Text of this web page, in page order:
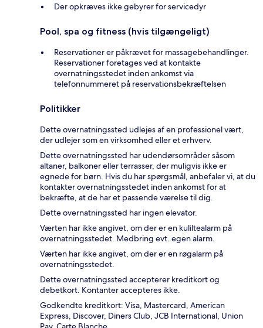
Der opkræves ikke gebyrer for servicedyr
Pool, spa og fitness (hvis tilgængeligt)
Reservationer er påkrævet for massagebehandlinger.
Reservationer foretages ved at kontakte
overnatningsstedet inden ankomst via
telefonnummeret på reservationsbekræftelsen
Politikker
Dette overnatningssted udlejes af en professionel vært,
der udlejer som en virksomhed eller et erhverv.
Dette overnatningssted har udendørsområder såsom
altaner, balkoner eller terrasser, der muligvis ikke er
egnede for børn. Hvis du har spørgsmål, anbefaler vi, at du
kontakter overnatningsstedet inden ankomst for at
bekræfte, at de har et passende værelse til dig.
Dette overnatningssted har ingen elevator.
Værten har ikke angivet, om der er en kuliltealarm på
overnatningsstedet. Medbring evt. egen alarm.
Værten har ikke angivet, om der er en røgalarm på
overnatningsstedet.
Dette overnatningssted accepterer kreditkort og
debetkort. Kontanter accepteres ikke.
Godkendte kreditkort: Visa, Mastercard, American
Express, Discover, Diners Club, JCB International, Union